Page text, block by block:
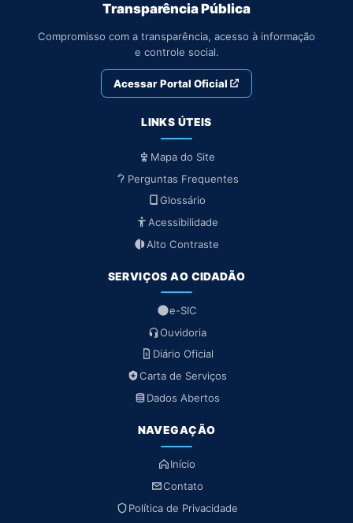
Transparência Pública
Compromisso com a transparência, acesso à informação
e controle social.
Acessar Portal Oficial
LINKS ÚTEIS
Mapa do Site
Perguntas Frequentes
Glossário
Acessibilidade
Alto Contraste
SERVIÇOS AO CIDADÃO
e-SIC
Ouvidoria
Diário Oficial
Carta de Serviços
Dados Abertos
NAVEGAÇÃO
Início
Contato
Política de Privacidade